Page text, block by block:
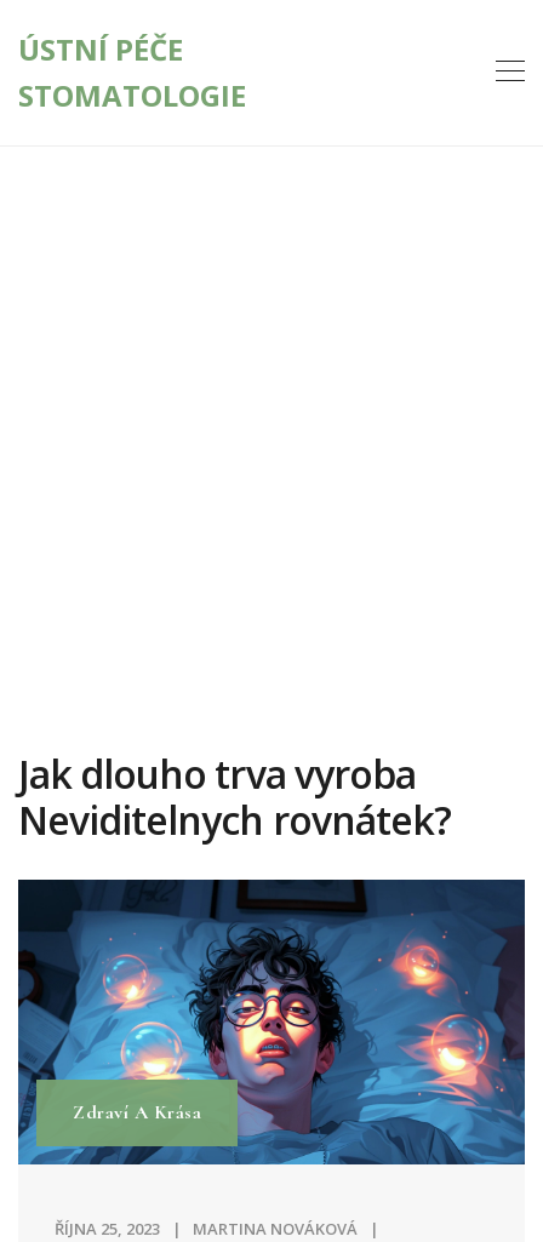
ÚSTNÍ PÉČE
STOMATOLOGIE
Jak dlouho trva vyroba
Neviditelnych rovnátek?
Zdraví A Krása
ŘÍJNA 25, 2023
MARTINA NOVÁKOVÁ